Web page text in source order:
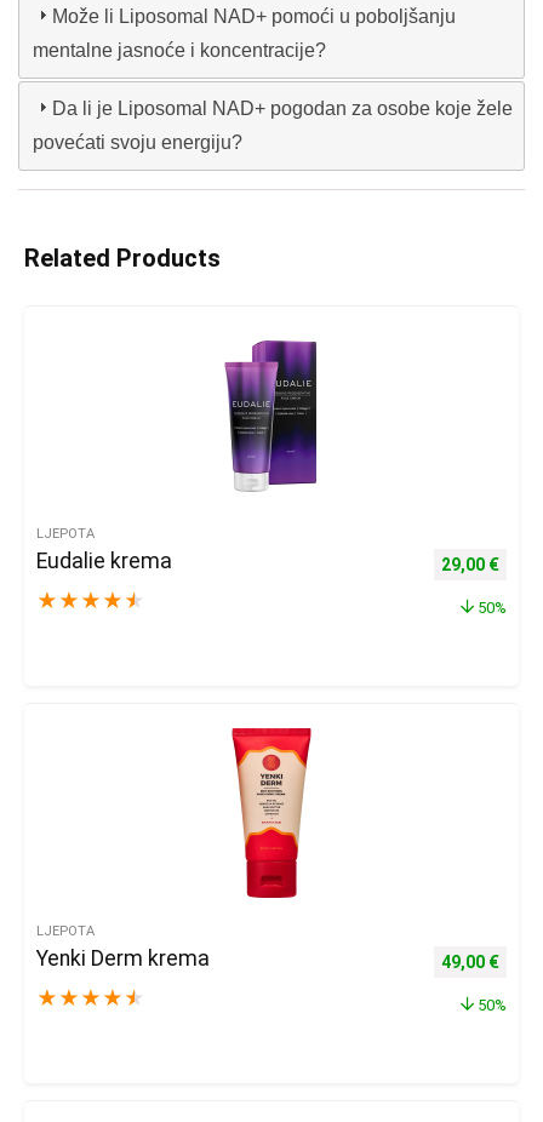
Može li Liposomal NAD+ pomoći u poboljšanju
mentalne jasnoće i koncentracije?
Da li je Liposomal NAD+ pogodan za osobe koje žele
povećati svoju energiju?
Related Products
LJEPOTA
Eudalie krema
★ ★ ★ ★ ★
Izvorna
29,00 €
50%
LJEPOTA
Yenki Derm krema
★ ★ ★ ★ ★
Izvorna
49,00 €
50%